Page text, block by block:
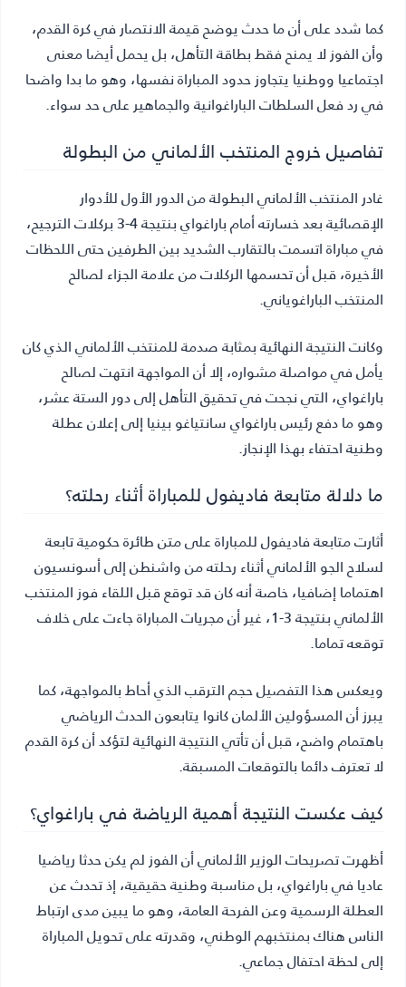
كما شدد على أن ما حدث يوضح قيمة الانتصار في كرة القدم،
وأن الفوز لا يمنح فقط بطاقة التأهل، بل يحمل أيضا معنى
اجتماعيا ووطنيا يتجاوز حدود المباراة نفسها، وهو ما بدا واضحا
في رد فعل السلطات الباراغوانية والجماهير على حد سواء.
تفاصيل خروج المنتخب الألماني من البطولة
غادر المنتخب الألماني البطولة من الدور الأول للأدوار
الإقصائية بعد خسارته أمام باراغواي بنتيجة 4-3 بركلات الترجيح،
في مباراة اتسمت بالتقارب الشديد بين الطرفين حتى اللحظات
الأخيرة، قبل أن تحسمها الركلات من علامة الجزاء لصالح
المنتخب الباراغوياني.
وكانت النتيجة النهائية بمثابة صدمة للمنتخب الألماني الذي كان
يأمل في مواصلة مشواره، إلا أن المواجهة انتهت لصالح
باراغواي، التي نجحت في تحقيق التأهل إلى دور الستة عشر،
وهو ما دفع رئيس باراغواي سانتياغو بينيا إلى إعلان عطلة
وطنية احتفاء بهذا الإنجاز.
ما دلالة متابعة فاديفول للمباراة أثناء رحلته؟
أثارت متابعة فاديفول للمباراة على متن طائرة حكومية تابعة
لسلاح الجو الألماني أثناء رحلته من واشنطن إلى أسونسيون
اهتماما إضافيا، خاصة أنه كان قد توقع قبل اللقاء فوز المنتخب
الألماني بنتيجة 3-1، غير أن مجريات المباراة جاءت على خلاف
توقعه تماما.
ويعكس هذا التفصيل حجم الترقب الذي أحاط بالمواجهة، كما
يبرز أن المسؤولين الألمان كانوا يتابعون الحدث الرياضي
باهتمام واضح، قبل أن تأتي النتيجة النهائية لتؤكد أن كرة القدم
لا تعترف دائما بالتوقعات المسبقة.
كيف عكست النتيجة أهمية الرياضة في باراغواي؟
أظهرت تصريحات الوزير الألماني أن الفوز لم يكن حدثا رياضيا
عاديا في باراغواي، بل مناسبة وطنية حقيقية، إذ تحدث عن
العطلة الرسمية وعن الفرحة العامة، وهو ما يبين مدى ارتباط
الناس هناك بمنتخبهم الوطني، وقدرته على تحويل المباراة
إلى لحظة احتفال جماعي.